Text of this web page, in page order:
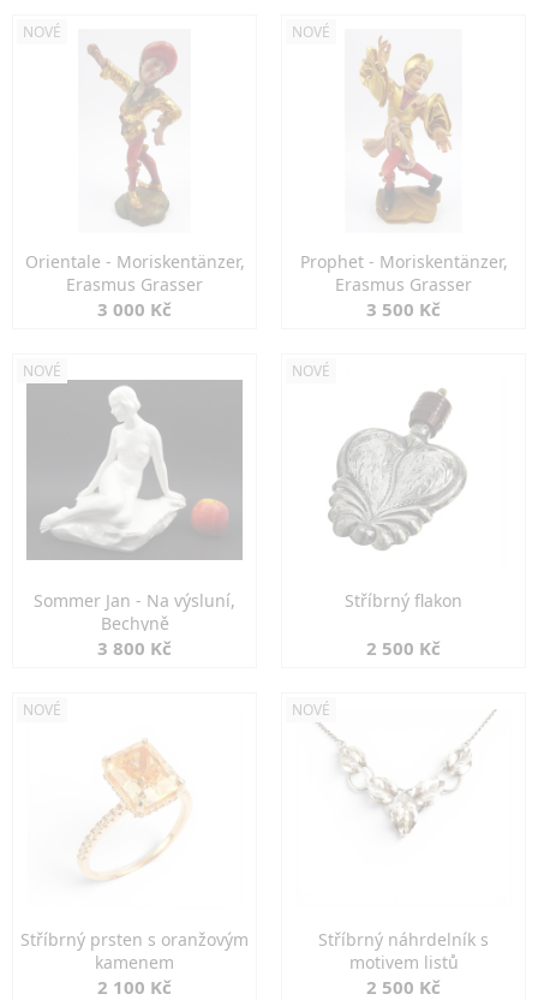
NOVÉ
Orientale - Moriskentänzer,
Erasmus Grasser
3 000 Kč
NOVÉ
Prophet - Moriskentänzer,
Erasmus Grasser
3 500 Kč
NOVÉ
Sommer Jan - Na výsluní,
Bechyně
3 800 Kč
NOVÉ
Stříbrný flakon
2 500 Kč
NOVÉ
Stříbrný prsten s oranžovým
kamenem
2 100 Kč
NOVÉ
Stříbrný náhrdelník s
motivem listů
2 500 Kč